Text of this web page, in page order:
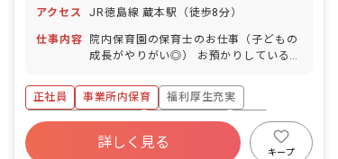
または4週4日以上の休日を付与）
アクセス JR徳島線 蔵本駅（徒歩8分）
仕事内容
院内保育園の保育士のお仕事（子どもの
成長がやりがい◎） お預かりしている子
食事・睡眠・排泄・清潔・衣類の着脱等
・集団生活を通じた社会性の装着 ・行事
の計画・実行、お知らせの作成
正社員 事業所内保育
福利厚生充実
ボーナス・賞与あり
社会保険完備
有給
昇給昇進あり
産休育休制度
詳しく見る
キープ